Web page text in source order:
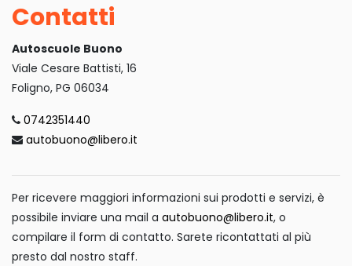
Contatti
Autoscuole Buono
Viale Cesare Battisti, 16
Foligno, PG 06034
0742351440
autobuono@libero.it
Per ricevere maggiori informazioni sui prodotti e servizi, è
possibile inviare una mail a autobuono@libero.it, o
compilare il form di contatto. Sarete ricontattati al più
presto dal nostro staff.